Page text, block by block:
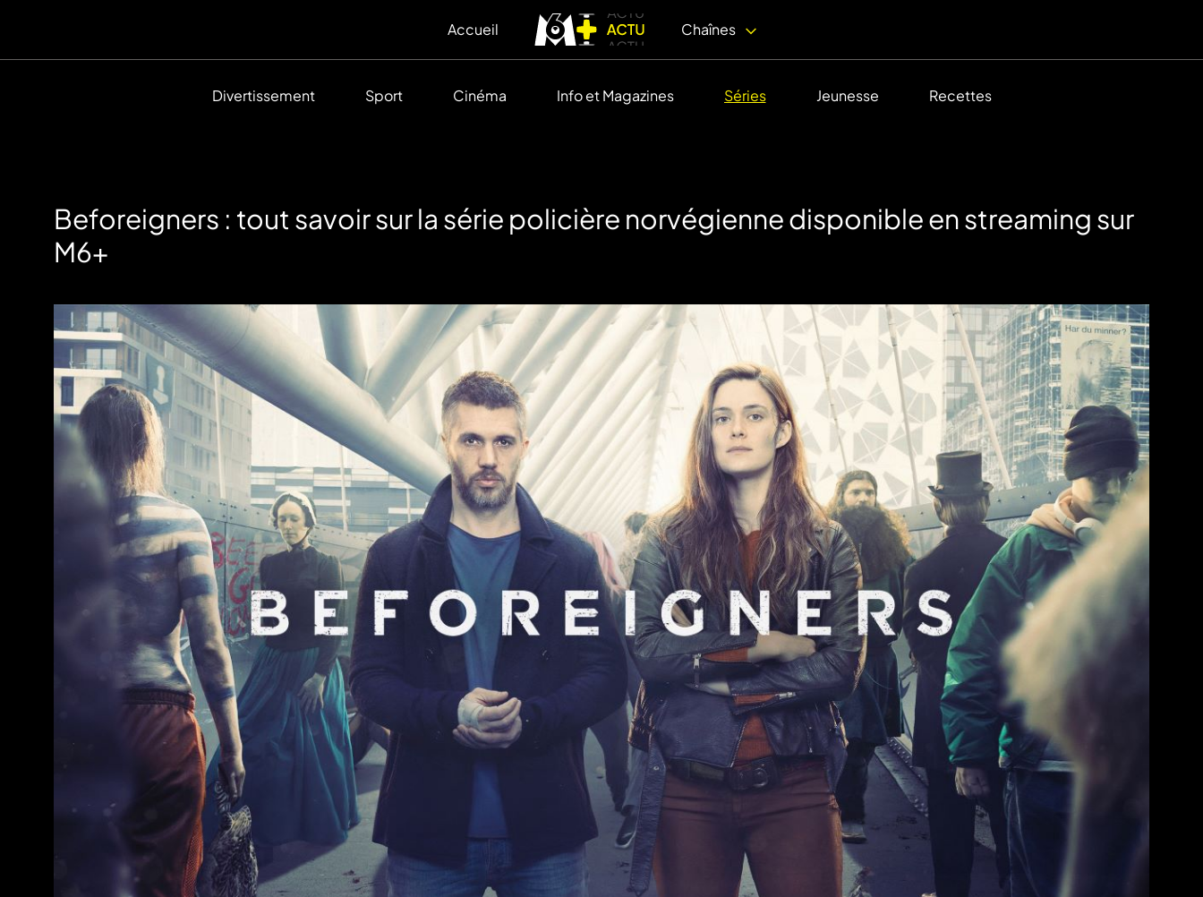
Accueil Chaînes
Divertissement Sport Cinéma Info et Magazines Séries Jeunesse Recettes
Beforeigners : tout savoir sur la série policière norvégienne disponible en streaming sur
M6+